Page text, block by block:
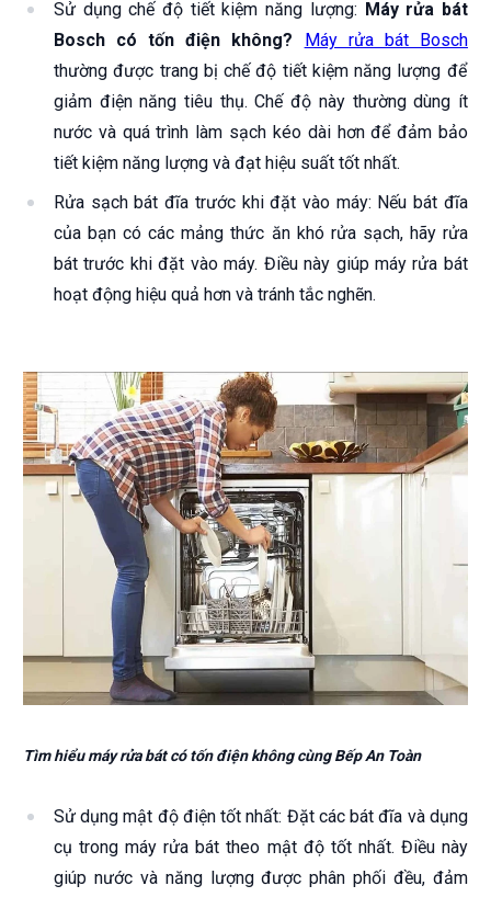
Sử dụng chế độ tiết kiệm năng lượng: Máy rửa bát
Bosch có tốn điện không? Máy rửa bát Bosch
thường được trang bị chế độ tiết kiệm năng lượng để
giảm điện năng tiêu thụ. Chế độ này thường dùng ít
nước và quá trình làm sạch kéo dài hơn để đảm bảo
tiết kiệm năng lượng và đạt hiệu suất tốt nhất.
Rửa sạch bát đĩa trước khi đặt vào máy: Nếu bát đĩa
của bạn có các mảng thức ăn khó rửa sạch, hãy rửa
bát trước khi đặt vào máy. Điều này giúp máy rửa bát
hoạt động hiệu quả hơn và tránh tắc nghẽn.
Tìm hiểu máy rửa bát có tốn điện không cùng Bếp An Toàn
Sử dụng mật độ điện tốt nhất: Đặt các bát đĩa và dụng
cụ trong máy rửa bát theo mật độ tốt nhất. Điều này
giúp nước và năng lượng được phân phối đều, đảm